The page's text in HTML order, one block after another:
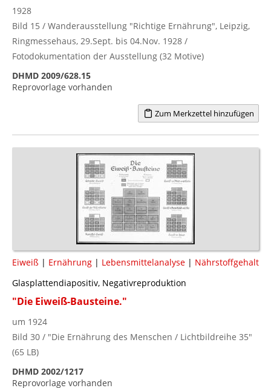
1928
Bild 15 / Wanderausstellung "Richtige Ernährung", Leipzig,
Ringmessehaus, 29.Sept. bis 04.Nov. 1928 /
Fotodokumentation der Ausstellung (32 Motive)
DHMD 2009/628.15
Reprovorlage vorhanden
Zum Merkzettel hinzufügen
Eiweiß | Ernährung | Lebensmittelanalyse | Nährstoffgehalt
Glasplattendiapositiv, Negativreproduktion
"Die Eiweiß-Bausteine."
um 1924
Bild 30 / "Die Ernährung des Menschen / Lichtbildreihe 35"
(65 LB)
DHMD 2002/1217
Reprovorlage vorhanden